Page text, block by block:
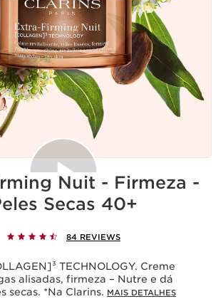
deste vídeo implica o depósito de cookies
personalizada. Para mais
a política de privacidade do
.
Nuit - Firmeza -
Secas 40+
84 REVIEWS
TECHNOLOGY. Creme
alisadas, firmeza – Nutre e dá
secas. *Na Clarins. MAIS DETALHES